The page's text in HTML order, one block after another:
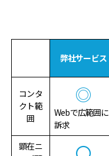
弊社サービス
コンタ
クト範
囲
◎
Webで広範囲に
訴求
顕在ニ